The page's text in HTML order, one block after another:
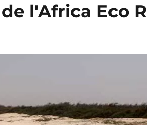
l'Africa Eco